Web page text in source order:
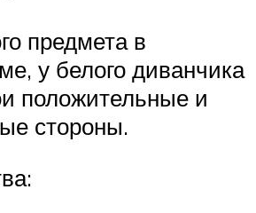
предмета в
у белого диванчика
положительные и
стороны.